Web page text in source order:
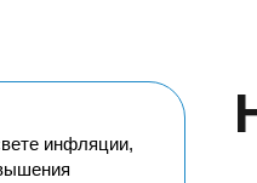
инфляции,